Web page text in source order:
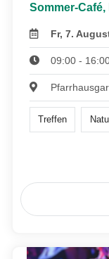
Sommer-
Fr, 7.
09:00 -
Treffen